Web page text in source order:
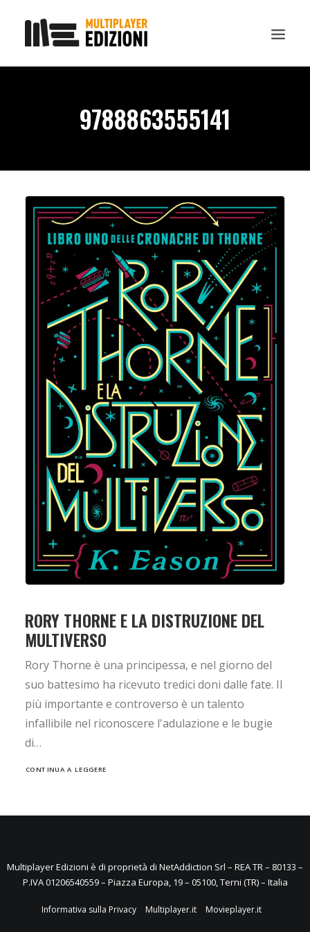
GADGET
NEWS
CONTATTI
CHI SIAMO
DOWNLOAD
RICERCA
9788863555141
RORY THORNE E LA DISTRUZIONE DEL
MULTIVERSO
Rory Thorne è una principessa, e nel giorno del
suo battesimo ha ricevuto tredici doni dalle fate. Il
più importante e controverso è un talento
infallibile nel riconoscere l'adulazione e le bugie
di…
CONTINUA A LEGGERE
Multiplayer Edizioni è di proprietà di NetAddiction Srl – REA TR – 80133 –
P.IVA 01206540559 – Piazza Europa, 19 – 05100, Terni (TR) – Italia
Informativa sulla Privacy Multiplayer.it Movieplayer.it